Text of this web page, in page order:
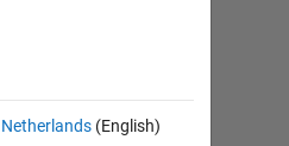
Netherlands(English)